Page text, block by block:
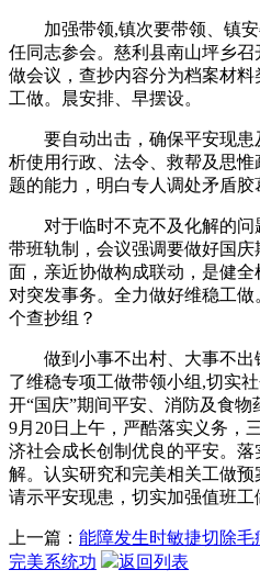
加强带领,镇次要带领、镇安
任同志参会。慈利县南山坪乡召
做会议，查抄内容分为档案材
工做。晨安排、早摆设。
要自动出击，确保平安现患
析使用行政、法令、救帮及思
题的能力，明白专人调处矛盾胶
对于临时不克不及化解的问
带班轨制，会议强调要做好国
面，亲近协做构成联动，是健
对突发事务。全力做好维稳工
个查抄组？
做到小事不出村、大事不出
了维稳专项工做带领小组,切实
开“国庆”期间平安、消防及食物
9月20日上午，严酷落实义务，
济社会成长创制优良的平安。
解。认实研究和完美相关工做
请示平安现患，切实加强值班工
上一篇： 能障发生时敏捷切除毛
完美系统功
返回列表